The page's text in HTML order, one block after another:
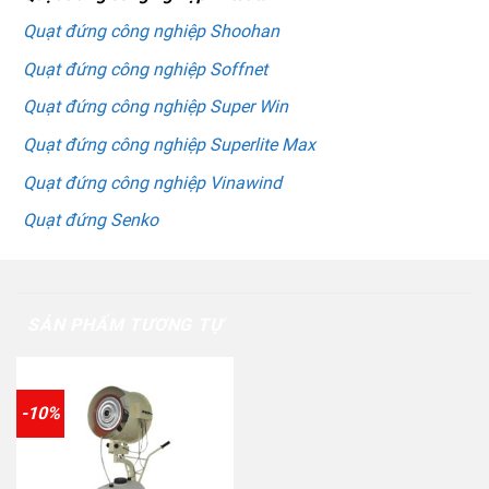
Quạt đứng công nghiệp Shoohan
Quạt đứng công nghiệp Soffnet
Quạt đứng công nghiệp Super Win
Quạt đứng công nghiệp Superlite Max
Quạt đứng công nghiệp Vinawind
Quạt đứng Senko
-10%